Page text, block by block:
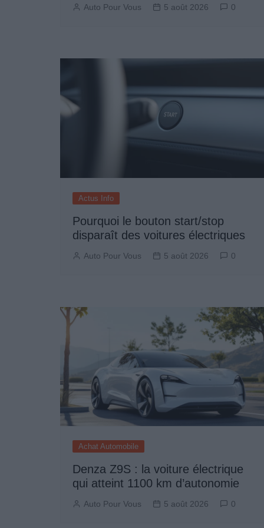
Auto Pour Vous 5 août 2026 0
Actus Info
Pourquoi le bouton start/stop
disparaît des voitures électriques
Auto Pour Vous 5 août 2026 0
Achat Automobile
Denza Z9S : la voiture électrique
qui atteint 1100 km d’autonomie
Auto Pour Vous 5 août 2026 0